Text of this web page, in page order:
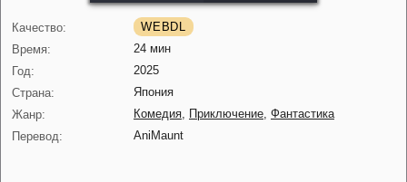
Качество:
WEBDL
Время:
24 мин
Год:
2025
Страна:
Япония
Жанр:
Комедия Приключение Фантастика
Перевод:
AniMaunt